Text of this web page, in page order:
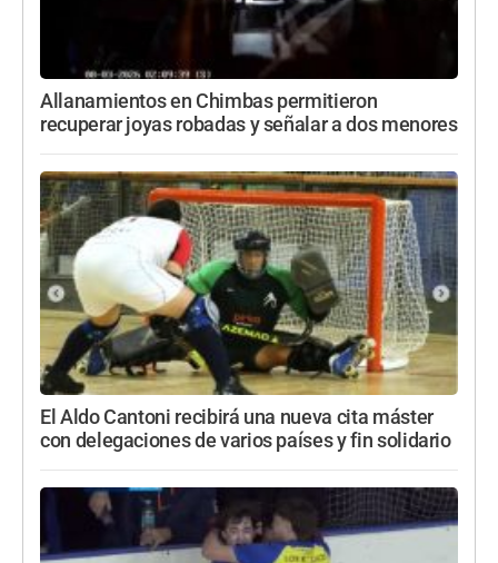
Allanamientos en Chimbas permitieron
recuperar joyas robadas y señalar a dos menores
El Aldo Cantoni recibirá una nueva cita máster
con delegaciones de varios países y fin solidario